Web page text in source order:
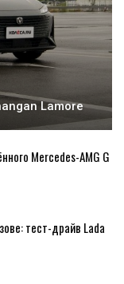
Lamore
Mercedes-AMG G
тест-драйв Lada